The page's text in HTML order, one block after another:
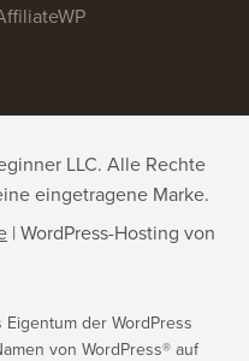
LLC. Alle Rechte
eingetragene Marke.
| WordPress-Hosting von
der WordPress
von WordPress® auf